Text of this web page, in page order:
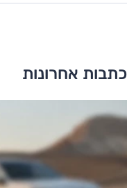
כתבות אחרונות